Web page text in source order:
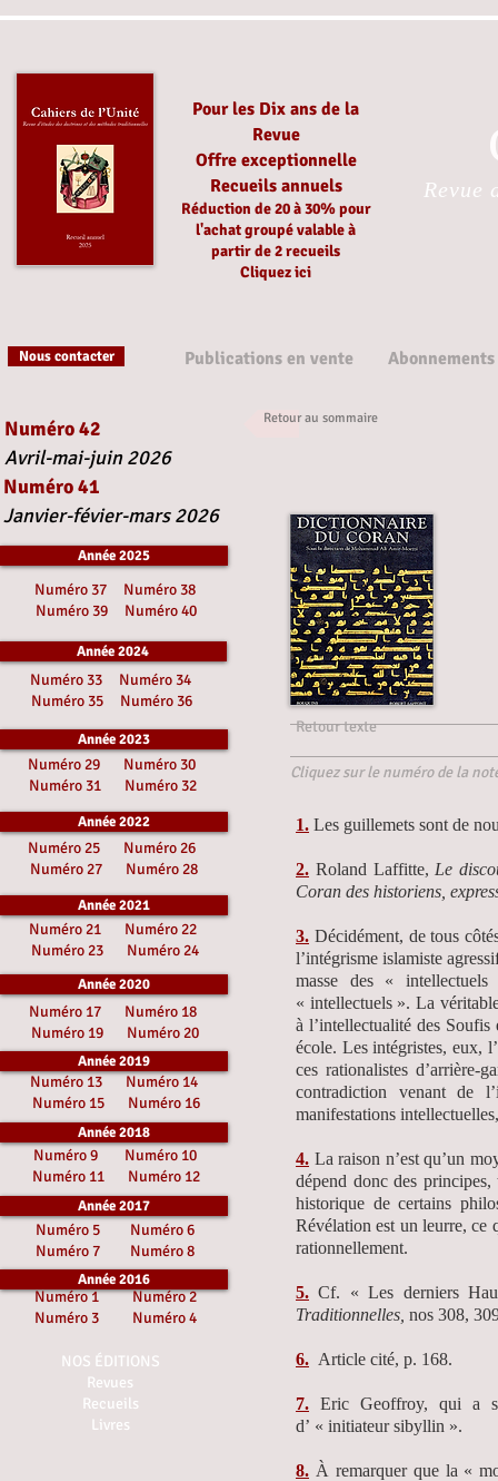
Pour les Dix ans de la
Revue
Offre exceptionnelle
Recueils annuels
Réduction de 20 à 30%pour
l'achat groupévalable à
partirde 2 recueils
Cliquez ici
Revue
Nous contacter Publications en vente Abonnements
Retour au sommaire
Cliquez sur le numéro de la
Retour texte
1. Les guillemets sont de
2. Roland Laffitte, Le
Coran des historiens,
3. Décidément, de tous
l’intégrisme islamiste
masse des «
« intellectuels ». La
à l’intellectualité des
école. Les intégristes, eux,
ces rationalistes d’arrière-
contradiction venant de
manifestations
4. La raison n’est qu’un
dépend donc des
historique de certains
Révélation est un leurre, ce
rationnellement.
5. Cf. « Les derniers
Traditionnelles, nos 308,
6. Article cité, p. 168.
7. Eric Geoffroy, qui a
d’ « initiateur sibyllin ».
8. À remarquer que la «
Numéro 42
Avril-mai-juin 2026
Numéro 41
Janvier-févier-mars 2026
Année 2025
Numéro 37
Numéro 38
Numéro 39
Numéro 40
Année 2024
Numéro 33
Numéro 34
Numéro 35
Numéro 36
Année 2023
Numéro 29
Numéro 30
Numéro 31
Numéro 32
Année 2022
Numéro 25
Numéro 26
Numéro 27
Numéro 28
Année 2021
Numéro 21
Numéro 22
Numéro 23
Numéro 24
Année 2020
Numéro 17 Numéro 18
Numéro 19 Numéro 20
Année 2019
Numéro 13 Numéro 14
Numéro 15 Numéro 16
Année 2018
Numéro 9 Numéro 10
Numéro 11 Numéro 12
Année 2017
Numéro 5 Numéro 6
Numéro 7 Numéro 8
Année 2016
Numéro 1Numéro 2
Numéro 3 Numéro 4
NOS ÉDITIONS
Revues
Recueils
Livres